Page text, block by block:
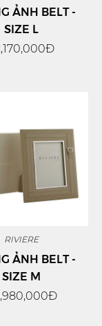
ẢNH BELT -
SIZE L
RIVIERE
ẢNH BELT -
SIZE M